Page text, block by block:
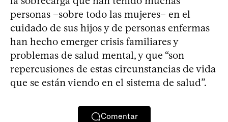
personas –sobre todo las mujeres– en el
cuidado de sus hijos y de personas enfermas
han hecho emerger crisis familiares y
problemas de salud mental, y que “son
repercusiones de estas circunstancias de vida
que se están viendo en el sistema de salud”.
Comentar